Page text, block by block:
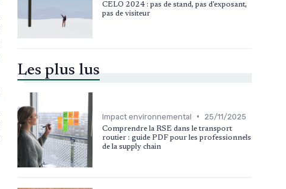
CELO 2024 : pas de stand, pas d'exposant,
pas de visiteur
Les plus lus
Impact environnemental • 25/11/2025
Comprendre la RSE dans le transport
routier : guide PDF pour les professionnels
de la supply chain